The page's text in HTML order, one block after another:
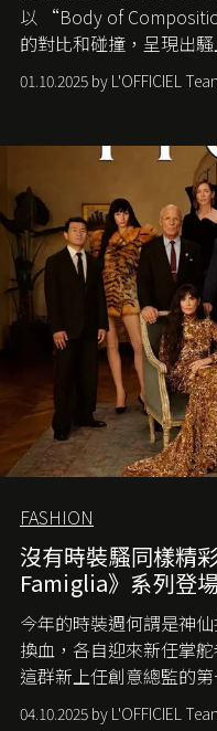
以 “Body of
的對比和碰撞，呈現出
社會各種資訊、文化超載
01.10.2025 by L'OFFICIEL
FASHION
沒有時裝騷同樣精
Famiglia》系列登
今年的時裝週何謂是神
換血，各自迎來新任掌
這群新上任創意總監的
們如何各顯神通。意大利
04.10.2025 by L'OFFICIEL